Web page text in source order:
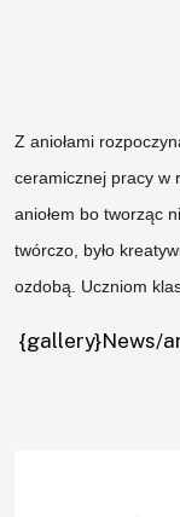
O
Kadra
Zajęcia
Z aniołami
ceramicznej pracy w
aniołem bo tworząc
twórczo, było
ozdobą. Uczniom
{gallery}News/